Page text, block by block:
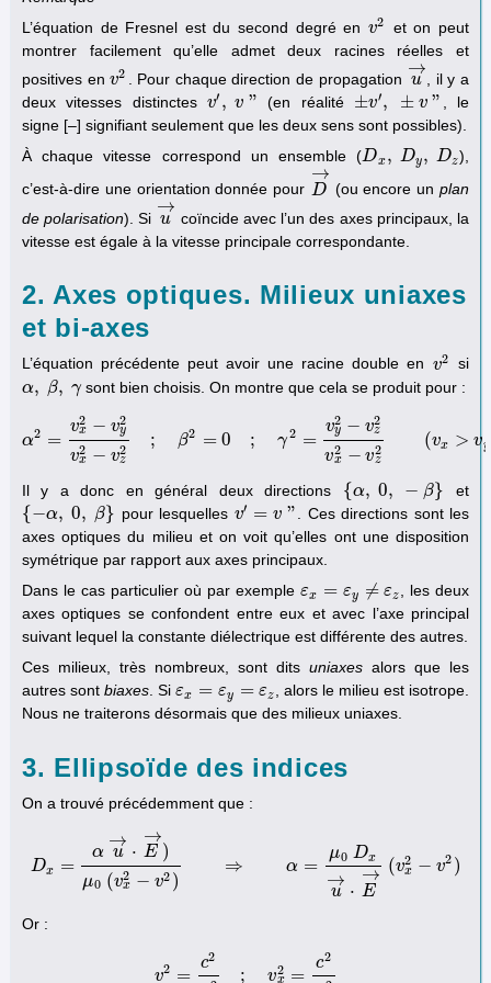
L’équation de Fresnel est du second degré en v2
v2 et on peut
montrer facilement qu’elle admet deux racines réelles et
positives env2
v2 . Pour chaque direction de propagation u
→
u→, il y a
deux vitesses distinctesv′ , v "
v′, v" (en réalité ±v′, ± v "
±v′, ± "
, le
signe [–] signifiant seulement que les deux sens sont possibles).
À chaque vitesse correspond un ensemble (Dx , Dy, Dz
Dx, Dy, Dz
),
c’est-à-dire une orientation donnée pour D
→
D→(ou encore unplan
de polarisation). Si u
→
u→ coïncide avec l’un des axes principaux, la
vitesse est égale à la vitesse principale correspondante.
2. Axes optiques. Milieux uniaxes
et bi-axes
L’équation précédente peut avoir une racine double en v2
v2 si
α, β, γ
α, , γ sont bien choisis. On montre que cela se produit pour :
α2 =
v2
x − v2
y
v2
x − v2
z
; β2 = 0 ; γ2 =
v2
y − v2
z
v2
x − v2
z
(vx > vy
α2=vx2 y x2− vz2;β =0 2=v y2−vz2vx2−v x>vy >vz)
Il y a donc en général deux directions {α, 0, − β}
{α, 0 , −β } et
{−α, 0, β}
{ −α, 0 β} pour lesquelles v′ = v "
v′= v"
. Ces directions sont les
axes optiques du milieu et on voit qu’elles ont une disposition
symétrique par rapport aux axes principaux.
Dans le cas particulier où par exemple εx = εy ≠ εz
εx= εy ≠εz
, les deux
axes optiques se confondent entre eux et avec l’axe principal
suivant lequel la constante diélectrique est différente des autres.
Ces milieux, très nombreux, sont dits uniaxes alors que les
autres sont biaxes. Si εx = εy = εz
εx= εy =εz
, alors le milieu est isotrope.
Nous ne traiterons désormais que des milieux uniaxes.
3. Ellipsoïde des indices
On a trouvé précédemment que :
Dx =
α u
→
⋅ E
→
)
μ0 (v2
x − v2 )
⇒ α =
μ0 Dx
u
→
⋅ E
→ (v2
x − v2 )
Dx =α u→⋅E→)μ0 v2)⇒ 0 Dxu →⋅E→ (v x2−v 2)
Or :
v2 =
c2
; v2
x =
c2
v2 =c2n v =c2 nx 2